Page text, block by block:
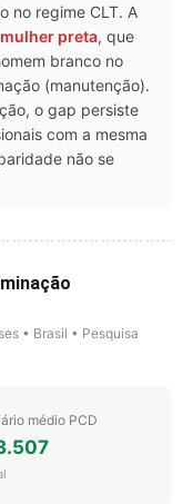
no regime CLT. A
mulher preta, que
branco no
(manutenção).
o gap persiste
com a mesma
não se
• Brasil • Pesquisa
médio PCD